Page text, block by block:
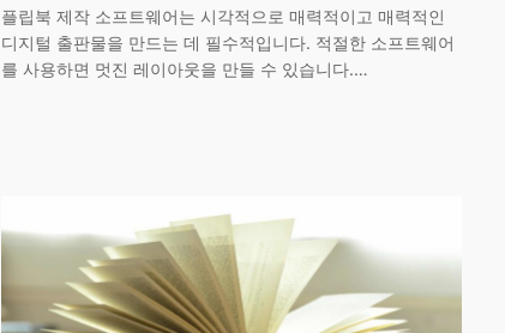
플립북 제작 소프트웨어는 시각적으로 매력적이고 매력적인
디지털 출판물을 만드는 데 필수적입니다. 적절한 소프트웨어
를 사용하면 멋진 레이아웃을 만들 수 있습니다.…